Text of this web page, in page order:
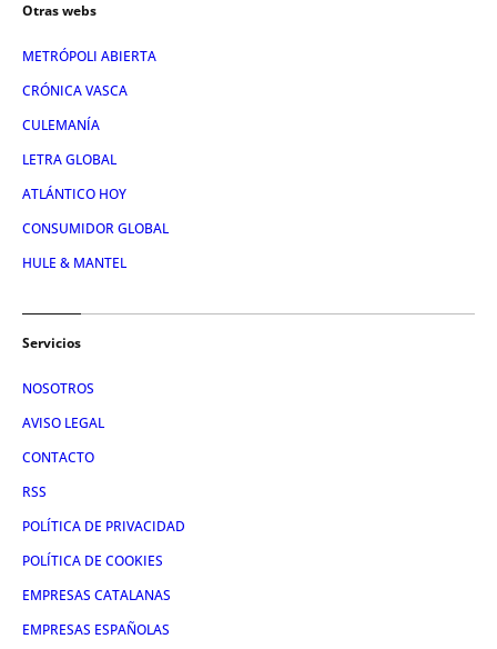
Otras webs
METRÓPOLI ABIERTA
CRÓNICA VASCA
CULEMANÍA
LETRA GLOBAL
ATLÁNTICO HOY
CONSUMIDOR GLOBAL
HULE & MANTEL
Servicios
NOSOTROS
AVISO LEGAL
CONTACTO
RSS
POLÍTICA DE PRIVACIDAD
POLÍTICA DE COOKIES
EMPRESAS CATALANAS
EMPRESAS ESPAÑOLAS